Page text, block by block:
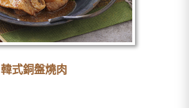
韓式銅盤燒肉